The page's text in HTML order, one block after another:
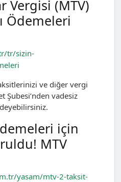
Vergisi (MTV)
Ödemeleri
tr/sizin-
ve diğer vergi
Şubesi’nden vadesiz
için
MTV
yasam/mtv-2-taksit-